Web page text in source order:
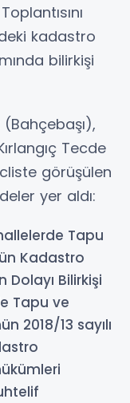
kadastro
bilirkişi
Tecde
görüşülen
yer aldı:
Tapu
Kadastro
Dolayı Bilirkişi
Tapu ve
2018/13 sayılı